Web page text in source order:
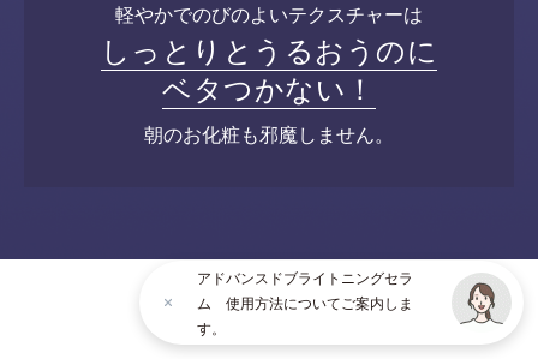
軽やかでのびのよいテクスチャーは
しっとりとうるおうのに
ベタつかない！
朝のお化粧も邪魔しません。
アドバンスドブライトニングセラ
ム 使用方法についてご案内しま
す。